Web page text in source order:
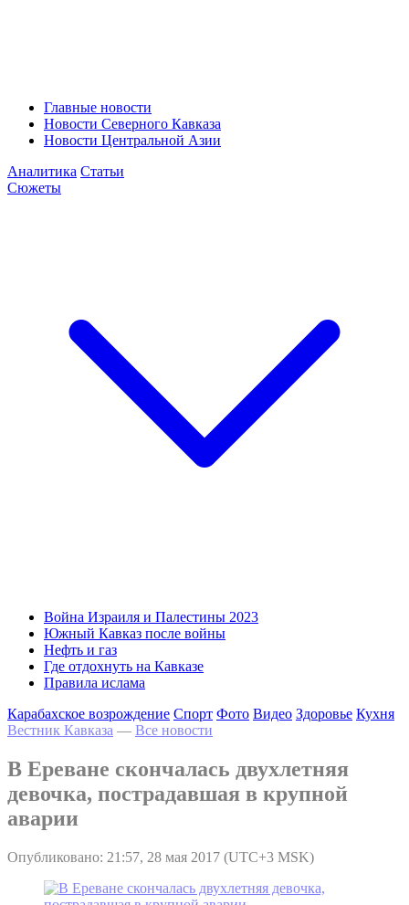
Главные новости
Новости Северного Кавказа
Новости Центральной Азии
Аналитика Статьи
Сюжеты
Война Израиля и Палестины 2023
Южный Кавказ после войны
Нефть и газ
Где отдохнуть на Кавказе
Правила ислама
Карабахское возрождение Спорт Фото Видео Здоровье Кухня
Вестник Кавказа — Все новости
В Ереване скончалась двухлетняя
девочка, пострадавшая в крупной
аварии
Опубликовано: 21:57, 28 мая 2017 (UTC+3 MSK)